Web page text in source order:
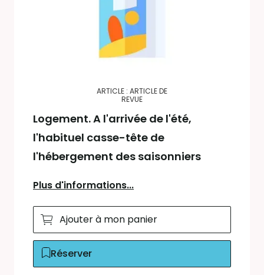
ARTICLE : ARTICLE DE
REVUE
Logement. A l'arrivée de l'été,
l'habituel casse-tête de
l'hébergement des saisonniers
Plus d'informations...
Ajouter à mon panier
Réserver